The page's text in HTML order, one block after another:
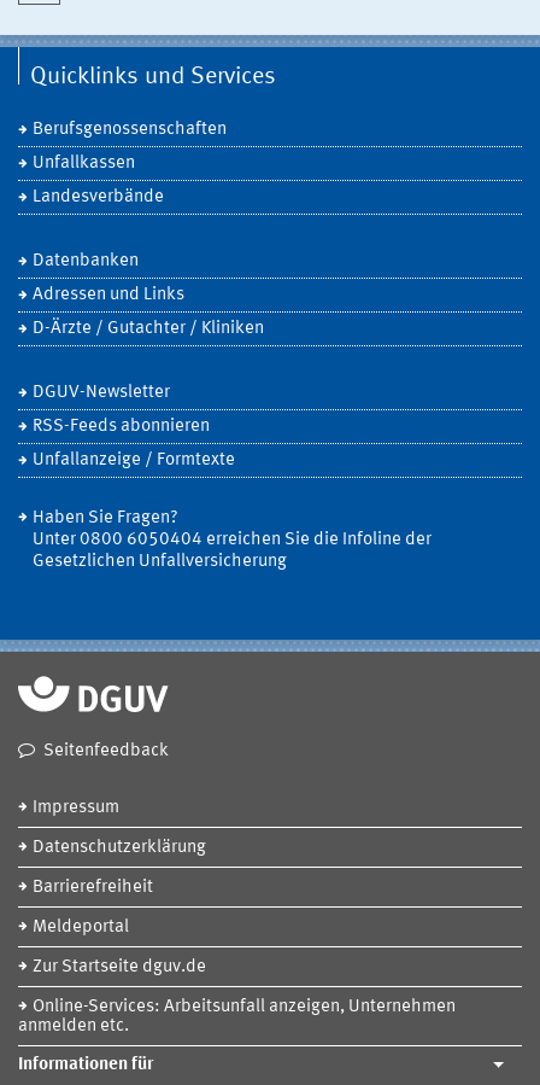
Quicklinks und Services
Berufsgenossenschaften
Unfallkassen
Landesverbände
Datenbanken
Adressen und Links
D-Ärzte / Gutachter / Kliniken
DGUV-Newsletter
RSS-Feeds abonnieren
Unfallanzeige / Formtexte
Haben Sie Fragen?
Unter 0800 6050404 erreichen Sie die Infoline der
Gesetzlichen Unfallversicherung
Seitenfeedback
Impressum
Datenschutzerklärung
Barrierefreiheit
Meldeportal
Zur Startseite dguv.de
Online-Services: Arbeitsunfall anzeigen, Unternehmen
anmelden etc.
Informationen für